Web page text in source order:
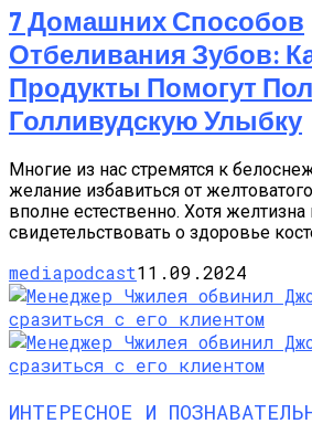
7 Домашних Способов
Отбеливания Зубов:
Продукты Помогут
Голливудскую Улыбку
Многие из нас стремятся к
желание избавиться от
вполне естественно. Хотя
свидетельствовать о здоровье
mediapodcast11.09.2024
ИНТЕРЕСНОЕ И